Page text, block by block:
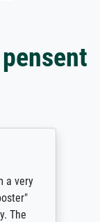
a very
The